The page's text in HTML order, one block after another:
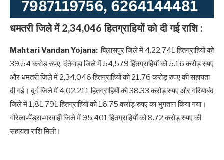
धमतरी जिले में 2,34,046 हितग्राहियों को दी गई राशि :
Mahtari Vandan Yojana: बिलासपुर जिले में 4,22,741 हितग्राहियों को
39.54 करोड़ रुपए, दंतेवाड़ा जिले में 54,579 हितग्राहियों को 5.16 करोड़ रुपए
और धमतरी जिले में 2,34,046 हितग्राहियों को 21.76 करोड़ रुपए की सहायता
दी गई। दुर्ग जिले में 4,02,211 हितग्राहियों को 38.33 करोड़ रुपए और गरियाबंद
जिले में 1,81,791 हितग्राहियों को 16.75 करोड़ रुपए का भुगतान किया गया।
गौरेला-पेंड्रा-मरवाही जिले में 95,401 हितग्राहियों को 8.72 करोड़ रुपए की
सहायता राशि मिली।